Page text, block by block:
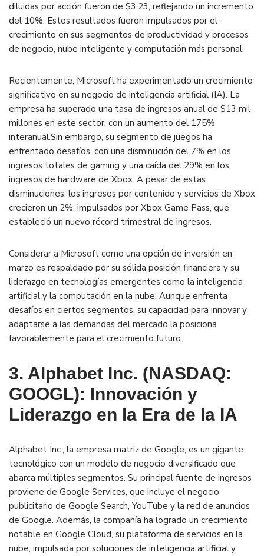
diluidas por acción fueron de $3.23, reflejando un incremento
del 10%. Estos resultados fueron impulsados por el
crecimiento en sus segmentos de productividad y procesos
de negocio, nube inteligente y computación más personal.
Recientemente, Microsoft ha experimentado un crecimiento
significativo en su negocio de inteligencia artificial (IA). La
empresa ha superado una tasa de ingresos anual de $13 mil
millones en este sector, con un aumento del 175%
interanual.Sin embargo, su segmento de juegos ha
enfrentado desafíos, con una disminución del 7% en los
ingresos totales de gaming y una caída del 29% en los
ingresos de hardware de Xbox. A pesar de estas
disminuciones, los ingresos por contenido y servicios de Xbox
crecieron un 2%, impulsados por Xbox Game Pass, que
estableció un nuevo récord trimestral de ingresos.
Considerar a Microsoft como una opción de inversión en
marzo es respaldado por su sólida posición financiera y su
liderazgo en tecnologías emergentes como la inteligencia
artificial y la computación en la nube. Aunque enfrenta
desafíos en ciertos segmentos, su capacidad para innovar y
adaptarse a las demandas del mercado la posiciona
favorablemente para el crecimiento futuro.
3. Alphabet Inc. (NASDAQ:
GOOGL): Innovación y
Liderazgo en la Era de la IA
Alphabet Inc., la empresa matriz de Google, es un gigante
tecnológico con un modelo de negocio diversificado que
abarca múltiples segmentos. Su principal fuente de ingresos
proviene de Google Services, que incluye el negocio
publicitario de Google Search, YouTube y la red de anuncios
de Google. Además, la compañía ha logrado un crecimiento
notable en Google Cloud, su plataforma de servicios en la
nube, impulsada por soluciones de inteligencia artificial y